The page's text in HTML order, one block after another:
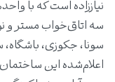
سه اتاق‌خواب مستر و
سونا، جکوزی،
اعلام‌شده این